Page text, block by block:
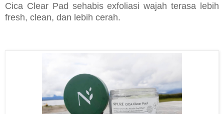
Cica Clear Pad sehabis exfoliasi wajah terasa lebih
fresh, clean, dan lebih cerah.